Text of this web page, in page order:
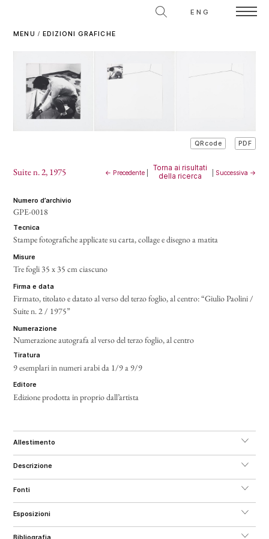
ENG
MENU / EDIZIONI GRAFICHE
QRcode PDF
Suite n. 2, 1975 ← Precedente|
Torna ai risultati
della ricerca
Successiva →
numero d’archivio
GPE-0018
tecnica
Stampe fotografiche applicate su carta, collage e disegno a matita
misure
Tre fogli 35 x 35 cm ciascuno
firma e data
Firmato, titolato e datato al verso del terzo foglio, al centro: “Giulio Paolini /
Suite n. 2 / 1975”
numerazione
Numerazione autografa al verso del terzo foglio, al centro
tiratura
9 esemplari in numeri arabi da 1/9 a 9/9
editore
Edizione prodotta in proprio dall’artista
allestimento
descrizione
fonti
esposizioni